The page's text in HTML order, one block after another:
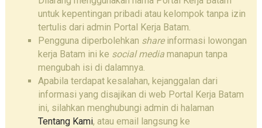
untuk kepentingan pribadi atau kelompok tanpa izin
tertulis dari admin Portal Kerja Batam.
Pengguna diperbolehkan shareinformasi lowongan
kerja Batam ini ke social mediamanapun tanpa
mengubah isi di dalamnya.
Apabila terdapat kesalahan, kejanggalan dari
informasi yang disajikan di web Portal Kerja Batam
ini, silahkan menghubungi admin di halaman
Tentang Kami, atau email langsung ke